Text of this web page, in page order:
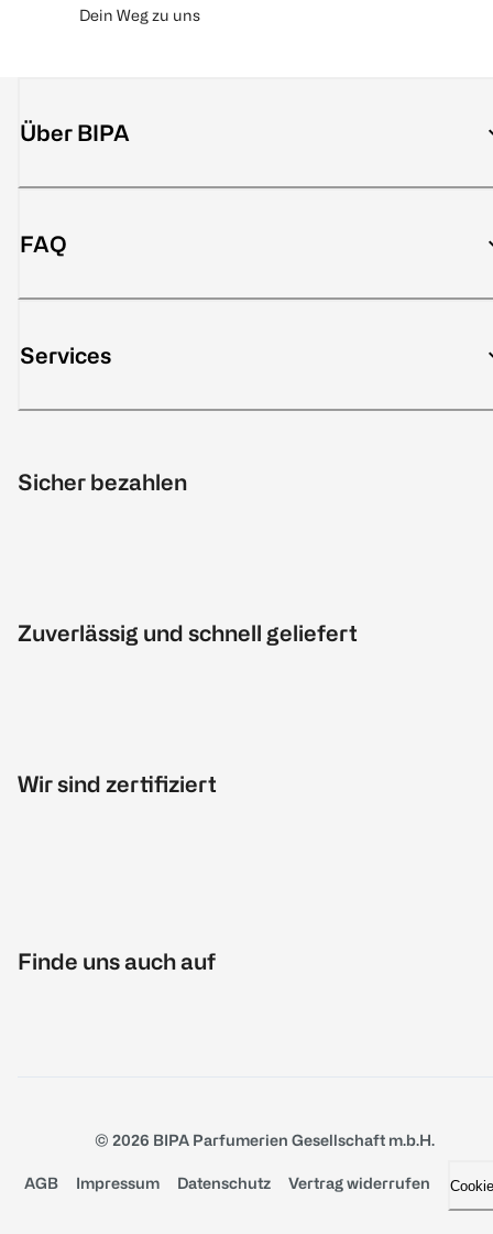
Dein Weg zu uns
Über BIPA
FAQ
Services
Sicher bezahlen
Zuverlässig und schnell geliefert
Wir sind zertifiziert
Finde uns auch auf
© 2026 BIPA Parfumerien Gesellschaft m.b.H.
AGB Impressum Datenschutz Vertrag widerrufen